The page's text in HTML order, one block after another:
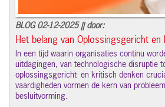
BLOG 02-12-2025 || door:
Het belang van Oplossingsgericht en
In een tijd waarin organisaties continu
uitdagingen, van technologische disruptie
oplossingsgericht- en kritisch denken
vaardigheden vormen de kern van
besluitvorming.